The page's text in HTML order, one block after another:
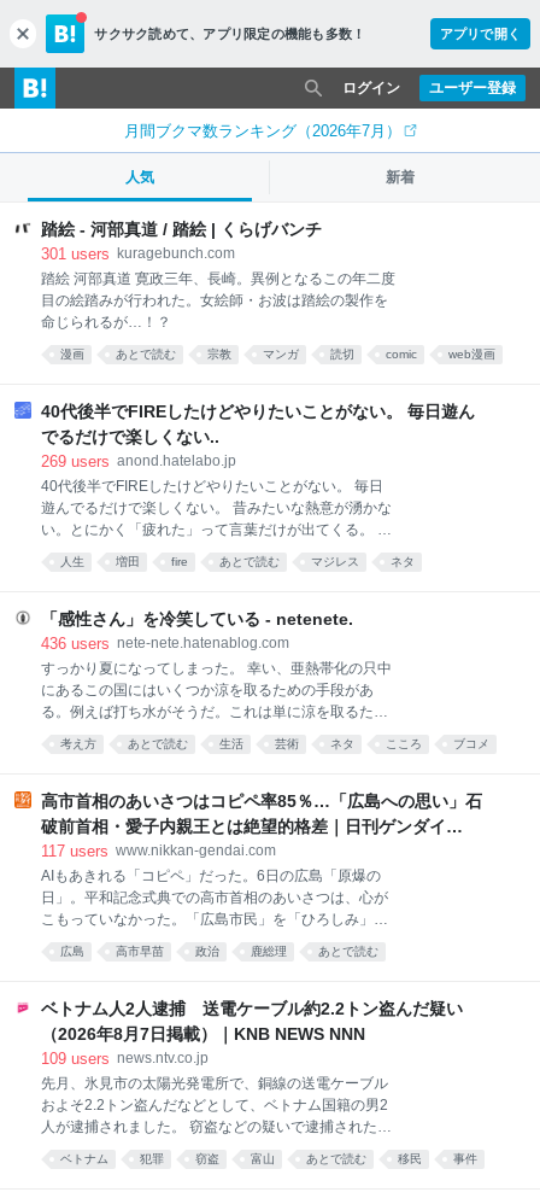
c
l
o
s
サクサク読めて、 アプリ限定の機能も多数！ アプリで開く
ユーザー登録
ログイン
月間ブクマ数ランキング（2026年7月）
人気 新着
踏絵 - 河部真道 / 踏絵 | くらげバンチ
301 users
kuragebunch.com
踏絵 河部真道 寛政三年、長崎。異例となるこの年二度
目の絵踏みが行われた。女絵師・お波は踏絵の製作を
命じられるが…！？
漫画 あとで読む 宗教 マンガ 読切 comic web漫画
40代後半でFIREしたけどやりたいことがない。 毎日遊ん
でるだけで楽しくない..
269 users anond.hatelabo.jp
40代後半でFIREしたけどやりたいことがない。 毎日
遊んでるだけで楽しくない。 昔みたいな熱意が湧かな
い。とにかく「疲れた」って言葉だけが出てくる。 昔
に戻って遊びまくりたい。 俺は何のために生きてるの
か分からない。
人生 増田 fire あとで読む マジレス ネタ
「感性さん」を冷笑している - netenete.
436 users nete-nete.hatenablog.com
すっかり夏になってしまった。 幸い、亜熱帯化の只中
にあるこの国にはいくつか涼を取るための手段があ
る。例えば打ち水がそうだ。これは単に涼を取るため
の工夫を超えて、夏の風物詩として日本の夏文化の一
部となった。こうした例は他にもある。すだれ、風
使う冷笑語に「感性さん」がある。ここ1年くらいで
思いついた概念だ。 感性さんの例を挙げよう。以下は
ツイッターで拾った事例だが、特定を避けるために一
ほしい。 すごい。 半日で読み切って、そのあとの半日
は茫然とした。 一生忘れられないかもしれない。すべ
ての文章を記憶しておきたい。 理解を超越するものに
出逢った。名付けられない涙がでた。 すごい。 みん
川賞候補だったんだ
考え方 あとで読む 生活 芸術 ネタ こころ ブコメ
高市首相のあいさつはコピペ率85％…「広島への思い」石
破前首相・愛子内親王とは絶望的格差｜日刊ゲンダイ
DIGITAL
117 users www.nikkan-gendai.com
AIもあきれる「コピペ」だった。6日の広島「原爆の
日」。平和記念式典での高市首相のあいさつは、心が
こもっていなかった。「広島市民」を「ひろしみ」と
噛んだだけじゃない。相変わらずの定型文を読み上げ
たからだ。 高市首相が「政治の師」と仰ぐ安倍元首相
を比較させると、類似性は「85％」と判定した。〈唯
一の戦争被爆国として「核兵器のない世界」の実現に
向け〉〈「非核三原則」を堅持〉との表現は完全一
ぎない。 前任者は違った。昨年のあいさつの結びで、
石破前首相は「原爆歌人」と呼ばれた正田篠枝の短歌
を2度繰り返した。 「太き骨は先生ならむ そのそばに
小さきあたまの骨 あつまれり」 昨年は原爆投下から
広島 高市早苗 政治 鹿総理 あとで読む
ベトナム人2人逮捕 送電ケーブル約2.2トン盗んだ疑い
（2026年8月7日掲載）｜KNB NEWS NNN
109 users news.ntv.co.jp
先月、氷見市の太陽光発電所で、銅線の送電ケーブル
およそ2.2トン盗んだなどとして、ベトナム国籍の男2
人が逮捕されました。 窃盗などの疑いで逮捕されたの
は、いずれもベトナム国籍で、住居不定・無職のゴ バ
ン ハイ容疑者（24）と、グエン ロン ボ容疑者（24）
ベトナム 犯罪 窃盗 富山 あとで読む 移民 事件